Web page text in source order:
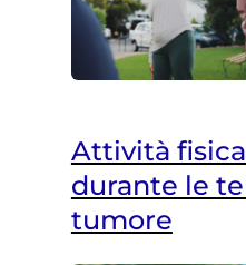
Attività
durante le
tumore